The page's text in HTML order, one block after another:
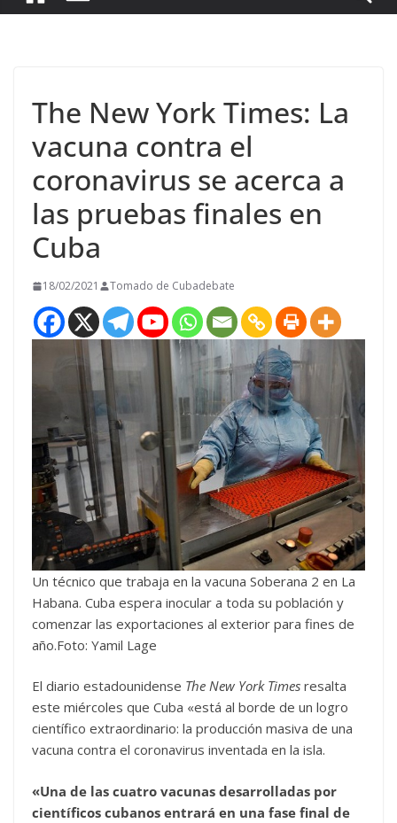
The New York Times: La
vacuna contra el
coronavirus se acerca a
las pruebas finales en
Cuba
18/02/2021 Tomado de Cubadebate
Un técnico que trabaja en la vacuna Soberana 2 en La
Habana. Cuba espera inocular a toda su población y
comenzar las exportaciones al exterior para fines de
año.Foto: Yamil Lage
El diario estadounidense The New York Times resalta
este miércoles que Cuba «está al borde de un logro
científico extraordinario: la producción masiva de una
vacuna contra el coronavirus inventada en la isla.
«Una de las cuatro vacunas desarrolladas por
científicos cubanos entrará en una fase final de